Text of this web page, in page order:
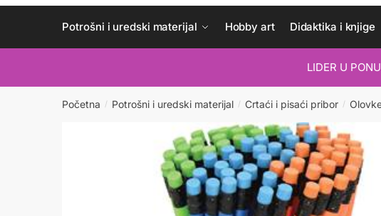
Potrošni i uredski materijal Hobby art Didaktika i knjige
LIDER U
Početna / Potrošni i uredski materijal / Crtaći i pisaći pribor /